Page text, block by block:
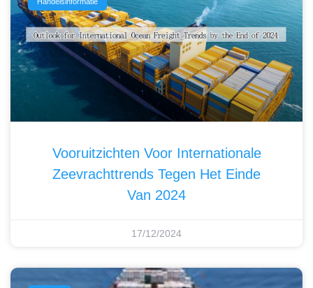
Vooruitzichten Voor Internationale
Zeevrachttrends Tegen Het Einde
Van 2024
17/12/2024